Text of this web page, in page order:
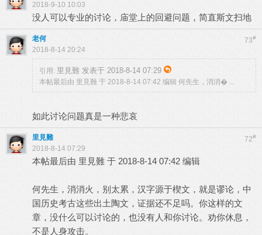
2018-9-10 10:03
没人可以专业的讨论，庙堂上的回避问题，简直斯文扫地
73#
老何
2018-8-14 20:24
引用: 里見難 发表于 2018-8-14 07:29
本帖最后由 里見難 于 2018-8-14 07:42 编辑 何先生，消消� ...
如此讨论问题真是一种悲哀
72#
里見難
2018-8-14 07:29
本帖最后由 里見難 于 2018-8-14 07:42 编辑
何先生，消消火，别太累，汉字源于楔文，就是谬论，中
国历史考古这些出土陶文，证据还不足吗。你这样的文
章，没什么可以讨论的，也没有人和你讨论。劝你休息，
不是人身攻击。